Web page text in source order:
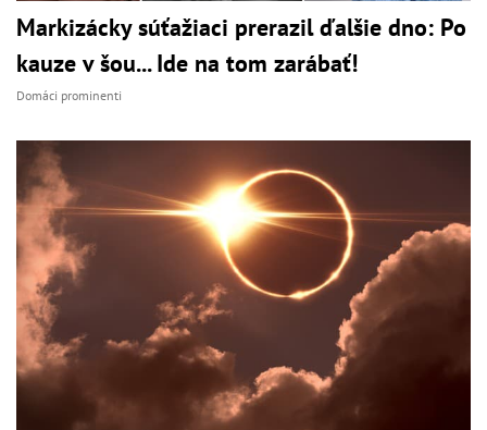
Markizácky súťažiaci prerazil ďalšie dno: Po
kauze v šou... Ide na tom zarábať!
Domáci prominenti